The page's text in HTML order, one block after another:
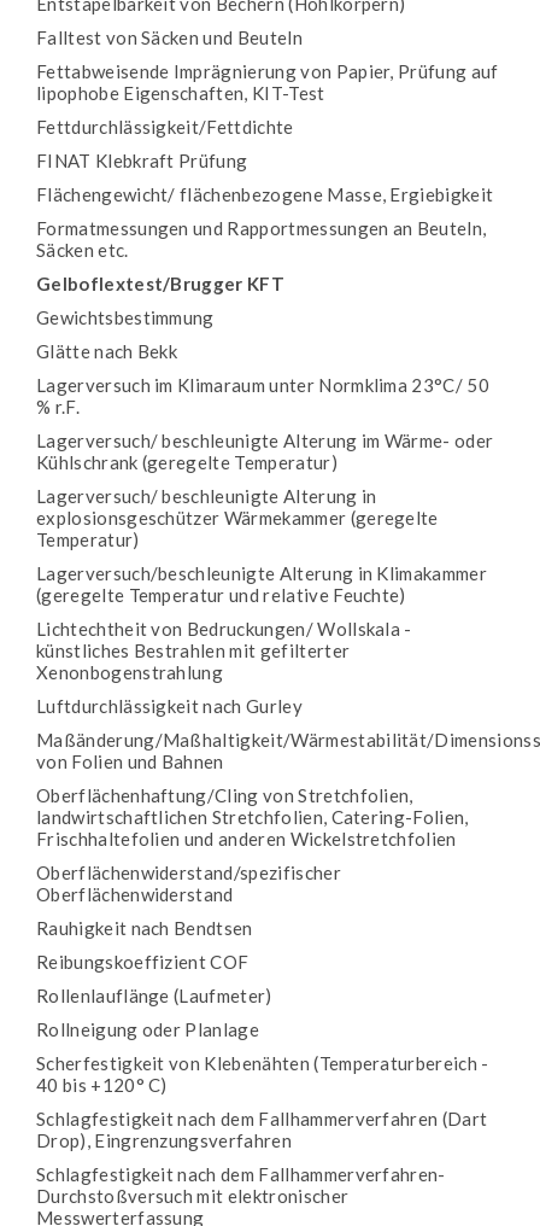
Falltest von Säcken und Beuteln
Fettabweisende Imprägnierung von Papier, Prüfung auf
lipophobe Eigenschaften, KIT-Test
Fettdurchlässigkeit/Fettdichte
FINAT Klebkraft Prüfung
Flächengewicht/ flächenbezogene Masse, Ergiebigkeit
Formatmessungen und Rapportmessungen an Beuteln,
Säcken etc.
Gelboflextest/Brugger KFT
Gewichtsbestimmung
Glätte nach Bekk
Lagerversuch im Klimaraum unter Normklima 23°C/ 50
% r.F.
Lagerversuch/ beschleunigte Alterung im Wärme- oder
Kühlschrank (geregelte Temperatur)
Lagerversuch/ beschleunigte Alterung in
explosionsgeschützer Wärmekammer (geregelte
Temperatur)
Lagerversuch/beschleunigte Alterung in Klimakammer
(geregelte Temperatur und relative Feuchte)
Lichtechtheit von Bedruckungen/ Wollskala -
künstliches Bestrahlen mit gefilterter
Xenonbogenstrahlung
Luftdurchlässigkeit nach Gurley
Maßänderung/Maßhaltigkeit/Wärmestabilität/
von Folien und Bahnen
Oberflächenhaftung/Cling von Stretchfolien,
landwirtschaftlichen Stretchfolien, Catering-Folien,
Frischhaltefolien und anderen Wickelstretchfolien
Oberflächenwiderstand/spezifischer
Oberflächenwiderstand
Rauhigkeit nach Bendtsen
Reibungskoeffizient COF
Rollenlauflänge (Laufmeter)
Rollneigung oder Planlage
Scherfestigkeit von Klebenähten (Temperaturbereich -
40 bis +120° C)
Schlagfestigkeit nach dem Fallhammerverfahren (Dart
Drop), Eingrenzungsverfahren
Schlagfestigkeit nach dem Fallhammerverfahren-
Durchstoßversuch mit elektronischer
Messwerterfassung